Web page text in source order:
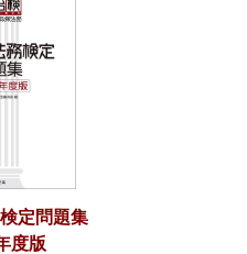
定問題集
度版